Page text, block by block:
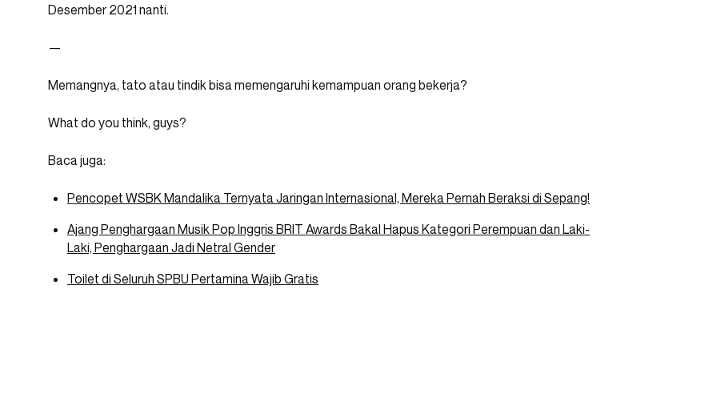
Desember 2021 nanti.
—
Memangnya, tato atau tindik bisa memengaruhi kemampuan orang bekerja?
What do you think, guys?
Baca juga:
Pencopet WSBK Mandalika Ternyata Jaringan Internasional, Mereka Pernah Beraksi di Sepang!
Ajang Penghargaan Musik Pop Inggris BRIT Awards Bakal Hapus Kategori Perempuan dan Laki-
Laki, Penghargaan Jadi Netral Gender
Toilet di Seluruh SPBU Pertamina Wajib Gratis